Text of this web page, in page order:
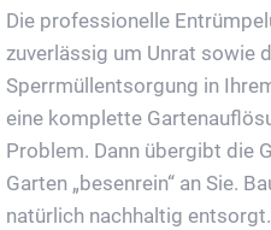
Die professionelle
zuverlässig um Unrat sowie
Sperrmüllentsorgung in
eine komplette
Problem. Dann übergibt die
Garten „besenrein“ an Sie.
natürlich nachhaltig entsorgt.